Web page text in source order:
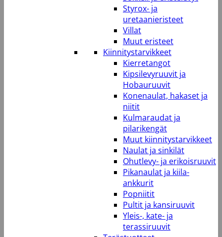
Styrox- ja
uretaanieristeet
Villat
Muut eristeet
Kiinnitystarvikkeet
Kierretangot
Kipsilevyruuvit ja
Hobauruuvit
Konenaulat, hakaset ja
niitit
Kulmaraudat ja
pilarikengät
Muut kiinnitystarvikkeet
Naulat ja sinkilät
Ohutlevy- ja erikoisruuvit
Pikanaulat ja kiila-
ankkurit
Popniitit
Pultit ja kansiruuvit
Yleis-, kate- ja
terassiruuvit